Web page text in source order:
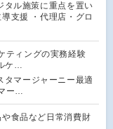
タル施策に重点を置い
支援 ・代理店・グロ
ティングの実務経験
ケ…
タマージャーニー最適
ー…
食品など日常消費財